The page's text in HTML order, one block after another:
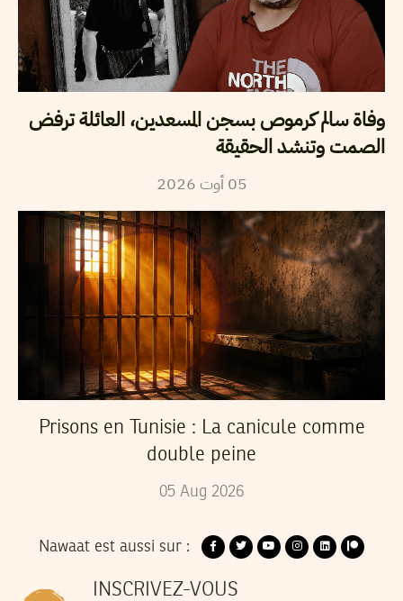
وفاة سالم كرموص بسجن المسعدين، العائلة ترفض
الصمت وتنشد الحقيقة
05 أوت2026
Prisons en Tunisie : La canicule comme
double peine
05 Aug 2026
Nawaat est aussi sur :
INSCRIVEZ-VOUS